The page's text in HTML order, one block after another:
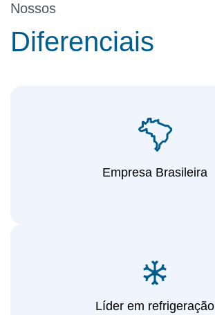
Nossos
Diferenciais
Empresa Brasileira
Líder em refrigeração